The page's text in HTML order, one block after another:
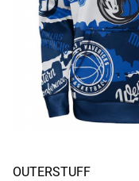
OUTERSTUFF